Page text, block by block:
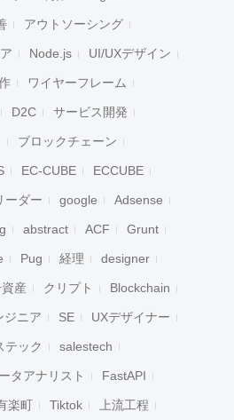
アウトソーシング
Node.js UI/UXデザイン
ワイヤーフレーム
D2C サービス開発
ブロックチェーン
EC-CUBE ECCUBE
ーダー google Adsense
abstract ACF Grunt
Pug 経理 designer
産 クリプト Blockchain
ジニア SE UXデザイナー
テック salestech
タアナリスト FastAPI
楽町 Tiktok 上流工程